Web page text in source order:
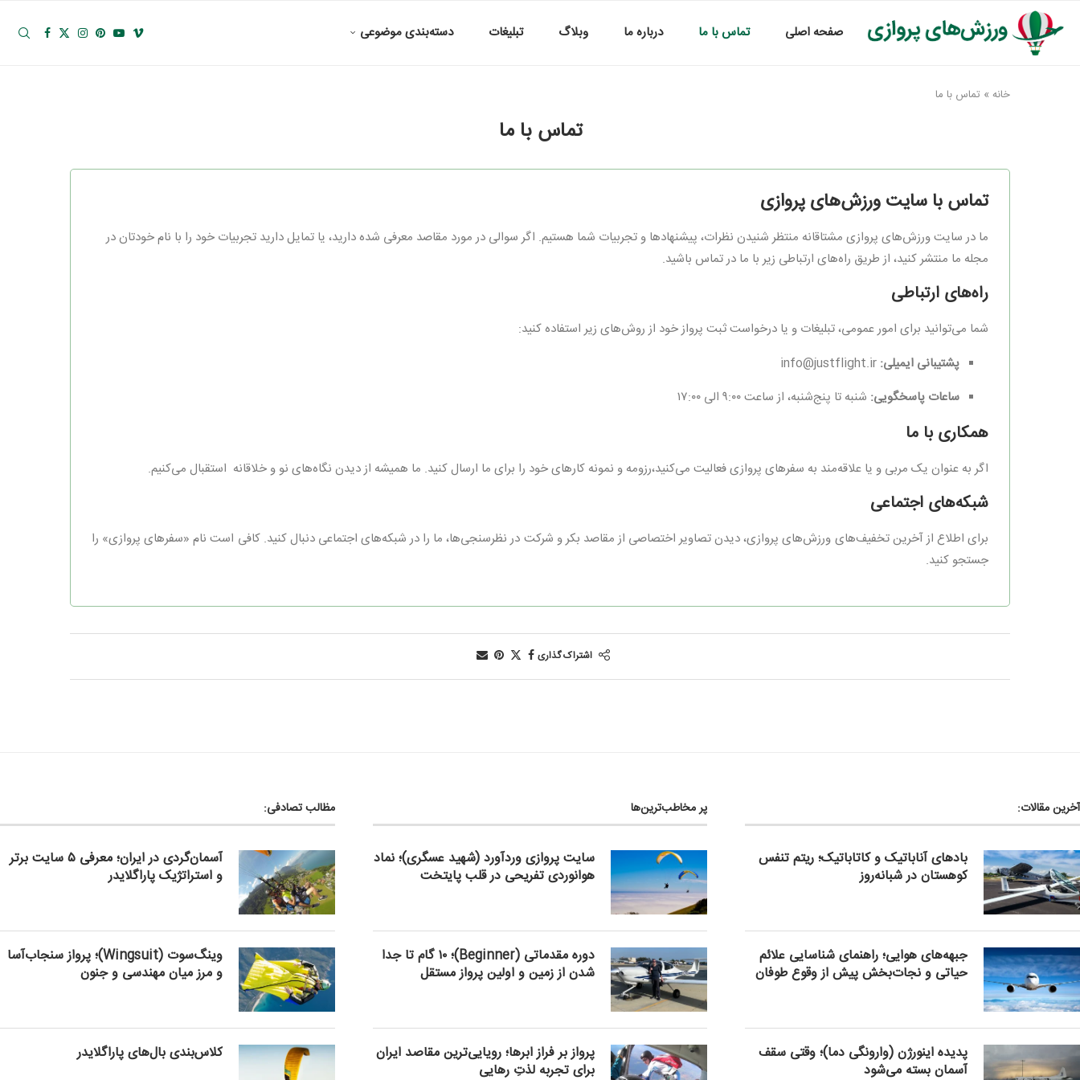
صفحه اصلی تماس با ما درباره ما وبلاگ تبلیغات دسته‌بندی موضوعی
خانه » تماس با ما
تماس با ما
تماس با سایت ورزش‌های پروازی
ما در سایت ورزش‌های پروازی مشتاقانه منتظر شنیدن نظرات، پیشنهادها و تجربیات شما هستیم. اگر سوالی در مورد مقاصد معرفی شده دارید، یا تمایل دارید تجربیات خود را با نام خودتان در
مجله ما منتشر کنید، از طریق راه‌های ارتباطی زیر با ما در تماس باشید.
راه‌های ارتباطی
شما می‌توانید برای امور عمومی، تبلیغات و یا درخواست ثبت پرواز خود از روش‌های زیر استفاده کنید:
پشتیبانی ایمیلی:
ساعات پاسخگویی: شنبه تا پنج‌شنبه، از ساعت ۹:۰۰ الی ۱۷:۰۰
همکاری با ما
اگر به عنوان یک مربی و یا علاقه‌مند به سفرهای پروازی فعالیت می‌کنید،رزومه و نمونه کارهای خود را برای ما ارسال کنید. ما همیشه از دیدن نگاه‌های نو و خلاقانه استقبال می‌کنیم.
شبکه‌های اجتماعی
برای اطلاع از آخرین تخفیف‌های ورزش‌های پروازی، دیدن تصاویر اختصاصی از مقاصد بکر و شرکت در نظرسنجی‌ها، ما را در شبکه‌های اجتماعی دنبال کنید. کافی است نام «سفرهای پروازی» را
جستجو کنید.
اشتراک گذاری
آخرین مقالات:
بادهای آناباتیک و کاتاباتیک؛ ریتم تنفس
کوهستان در شبانه‌روز
جبهه‌های هوایی؛ راهنمای شناسایی علائم
حیاتی و نجات‌بخش پیش از وقوع طوفان
پدیده اینورژن (وارونگی دما)؛ وقتی سقف
آسمان بسته می‌شود
پر مخاطب‌ترین‌ها
سایت پروازی وردآورد (شهید عسگری)؛ نماد
هوانوردی تفریحی در قلب پایتخت
دوره مقدماتی (Beginner)؛ ۱۰ گام تا جدا
شدن از زمین و اولین پرواز مستقل
پرواز بر فراز ابرها؛ رویایی‌ترین مقاصد ایران
برای تجربه لذتِ رهایی
مظالب تصادفی:
آسمان‌گردی در ایران؛ معرفی ۵ سایت برتر
و استراتژیک پاراگلایدر
وینگ‌سوت (Wingsuit)؛ پرواز سنجاب‌آسا
و مرز میان مهندسی و جنون
کلاس‌بندی بال‌های پاراگلایدر